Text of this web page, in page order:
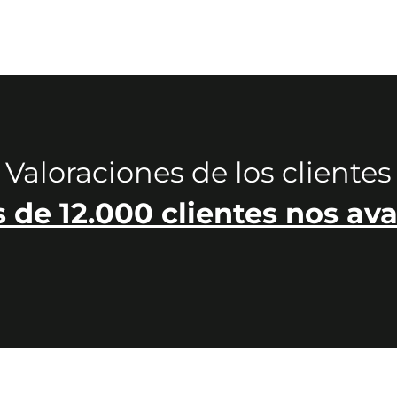
Valoraciones de los clientes
de 12.000 clientes nos